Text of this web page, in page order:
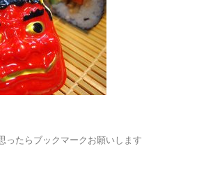
ったらブックマークお願いします